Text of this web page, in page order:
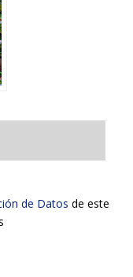
de Datos de este